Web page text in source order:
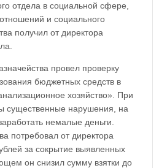
отдела в социальной сфере,
и социального
получил от директора
провел проверку
бюджетных средств в
хозяйство». При
существенные нарушения, на
немалые деньги.
потребовал от директора
за сокрытие выявленных
он снизил сумму взятки до